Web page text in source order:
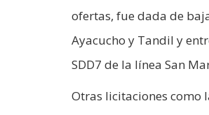
ofertas, fue dada de
Ayacucho y Tandil y
SDD7 de la línea San
Otras licitaciones como